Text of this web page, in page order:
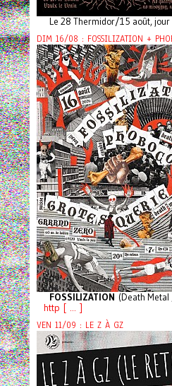
Le 28 Thermidor/15 août,
DIM 16/08 : FOSSILIZATION +
FOSSILIZATION (Death
http [ ... ]
VEN 11/09 : LE Z À GZ